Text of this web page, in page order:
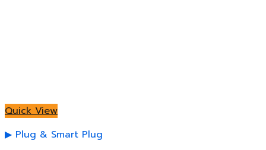
Quick View
Plug & Smart Plug